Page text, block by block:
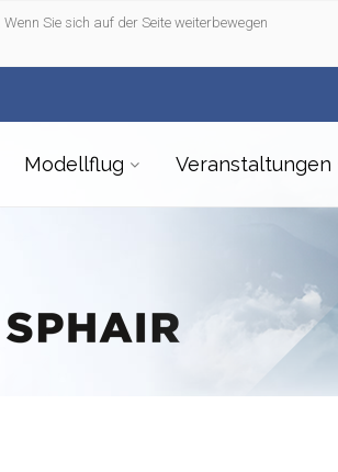
Sie sich auf der Seite weiterbewegen
Modellflug Veranstaltungen